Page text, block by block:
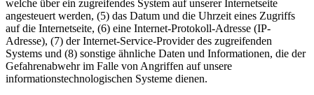
welche über ein zugreifendes System auf unserer Internetseite
angesteuert werden, (5) das Datum und die Uhrzeit eines Zugriffs
auf die Internetseite, (6) eine Internet-Protokoll-Adresse (IP-
Adresse), (7) der Internet-Service-Provider des zugreifenden
Systems und (8) sonstige ähnliche Daten und Informationen, die der
Gefahrenabwehr im Falle von Angriffen auf unsere
informationstechnologischen Systeme dienen.